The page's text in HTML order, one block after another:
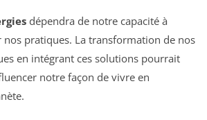
dépendra de notre capacité à
nos pratiques. La transformation de nos
en intégrant ces solutions pourrait
notre façon de vivre en